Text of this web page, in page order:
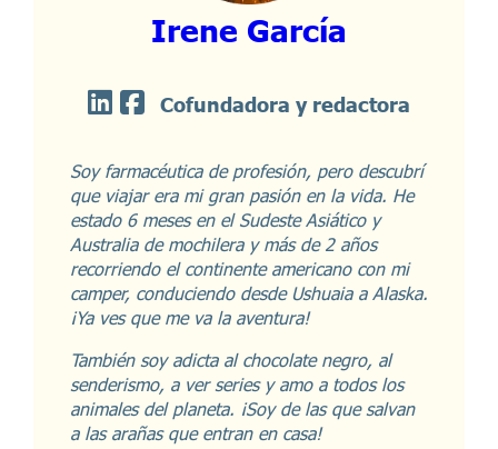
Irene García
Cofundadora y redactora
Soy farmacéutica de profesión, pero descubrí
que viajar era mi gran pasión en la vida. He
estado 6 meses en el Sudeste Asiático y
Australia de mochilera y más de 2 años
recorriendo el continente americano con mi
camper, conduciendo desde Ushuaia a Alaska.
¡Ya ves que me va la aventura!
También soy adicta al chocolate negro, al
senderismo, a ver series y amo a todos los
animales del planeta. ¡Soy de las que salvan
a las arañas que entran en casa!